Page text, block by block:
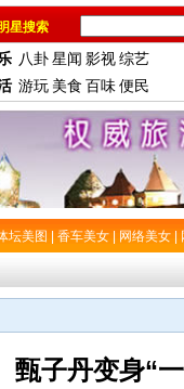
星搜索
八卦星闻 影视综艺
游玩 美食 百味便民
坛美图 香车美女 网络美女
甄子丹变身“